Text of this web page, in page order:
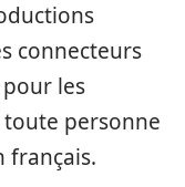
connecteurs
les
personne
français.